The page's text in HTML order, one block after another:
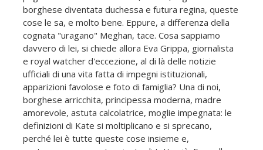
borghese diventata duchessa e futura regina, queste
cose le sa, e molto bene. Eppure, a differenza della
cognata "uragano" Meghan, tace. Cosa sappiamo
davvero di lei, si chiede allora Eva Grippa, giornalista
e royal watcher d'eccezione, al di là delle notizie
ufficiali di una vita fatta di impegni istituzionali,
apparizioni favolose e foto di famiglia? Una di noi,
borghese arricchita, principessa moderna, madre
amorevole, astuta calcolatrice, moglie impegnata: le
definizioni di Kate si moltiplicano e si sprecano,
perché lei è tutte queste cose insieme e,